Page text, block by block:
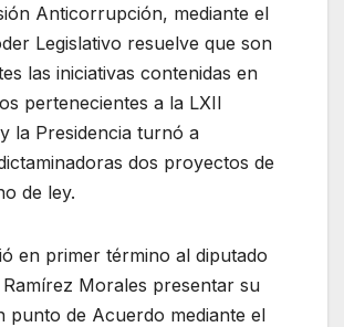
Anticorrupción, mediante el
Legislativo resuelve que son
las iniciativas contenidas en
pertenecientes a la LXII
la Presidencia turnó a
dos proyectos de
de ley.
en primer término al diputado
Morales presentar su
punto de Acuerdo mediante el